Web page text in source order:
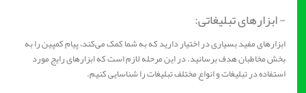
- ابزارهای تبلیغاتی:
ابزارهای مفید بسیاری در اختیار دارید که به شما کمک می‌کند، پیام کمپین را به
بخش مخاطبان هدف برسانید. در این مرحله لازم است که ابزارهای رایج مورد
استفاده در تبلیغات و انواع مختلف تبلیغات را شناسایی کنیم.